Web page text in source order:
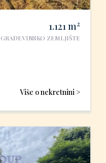
1.121m2
GRAĐEVINSKO ZEMLJIŠTE
Više o nekretnini >